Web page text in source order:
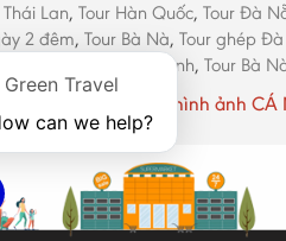
Lan, Tour Hàn Quốc, Tour Đà
2 đêm, Tour Bà Nà, Tour ghép
Thang máy Quảng Bình, Tour Bà
có sử dụng một số hình ảnh
Travel
can we help?